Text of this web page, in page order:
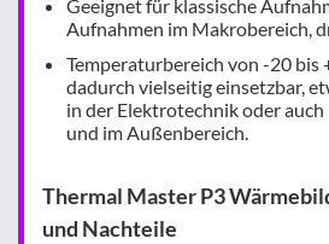
Geeignet für klassische
Aufnahmen im Makrobereich,
Temperaturbereich von -20 bis
dadurch vielseitig einsetzbar,
in der Elektrotechnik oder
und im Außenbereich.
Thermal Master P3
und Nachteile